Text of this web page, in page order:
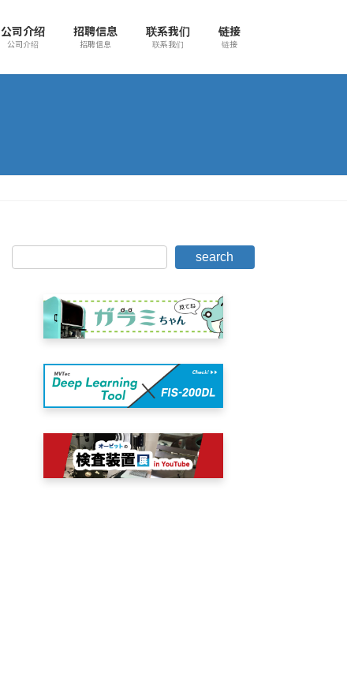
公司介绍
公司介绍
招聘信息
招聘信息
联系我们
联系我们
链接
链接
search